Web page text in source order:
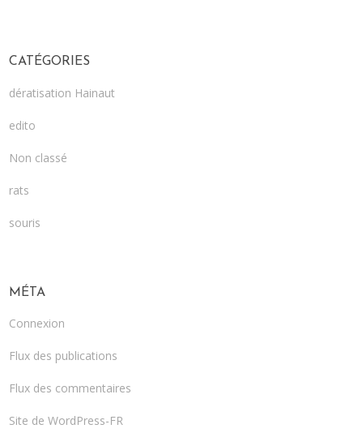
CATÉGORIES
dératisation Hainaut
edito
Non classé
rats
souris
MÉTA
Connexion
Flux des publications
Flux des commentaires
Site de WordPress-FR